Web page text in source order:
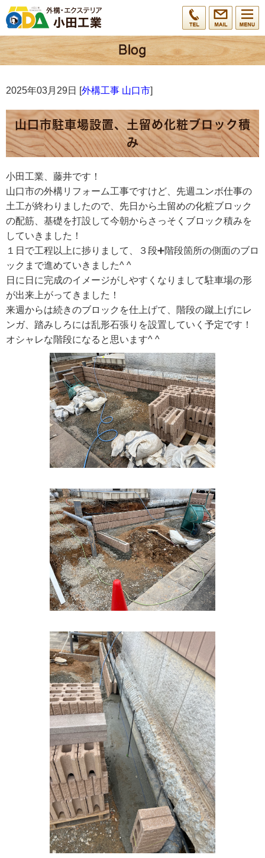
2025年03月29日 [外構工事 山口市]
山口市駐車場設置、土留め化粧ブロック積
み
小田工業、藤井です！
山口市の外構リフォーム工事ですけど、先週ユンボ仕事の
土工が終わりましたので、先日から土留めの化粧ブロック
の配筋、基礎を打設して今朝からさっそくブロック積みを
していきました！
１日で工程以上に捗りまして、３段➕階段箇所の側面のブロ
ックまで進めていきました^ ^
日に日に完成のイメージがしやすくなりまして駐車場の形
が出来上がってきました！
来週からは続きのブロックを仕上げて、階段の蹴上げにレ
ンガ、踏みしろには乱形石張りを設置していく予定です！
オシャレな階段になると思います^ ^